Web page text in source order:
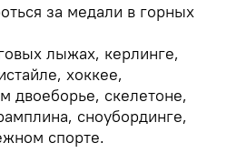
за медали в горных
лыжах, керлинге,
хоккее,
двоеборье, скелетоне,
сноубординге,
спорте.